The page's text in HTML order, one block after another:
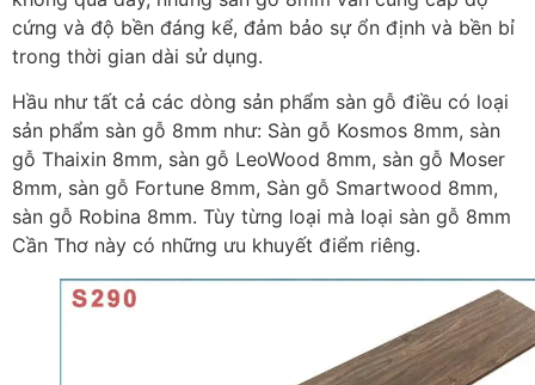
cứng và độ bền đáng kể, đảm bảo sự ổn định và bền bỉ
trong thời gian dài sử dụng.
Hầu như tất cả các dòng sản phẩm sàn gỗ điều có loại
sản phẩm sàn gỗ 8mm như: Sàn gỗ Kosmos 8mm, sàn
gỗ Thaixin 8mm, sàn gỗ LeoWood 8mm, sàn gỗ Moser
8mm, sàn gỗ Fortune 8mm, Sàn gỗ Smartwood 8mm,
sàn gỗ Robina 8mm. Tùy từng loại mà loại sàn gỗ 8mm
Cần Thơ này có những ưu khuyết điểm riêng.